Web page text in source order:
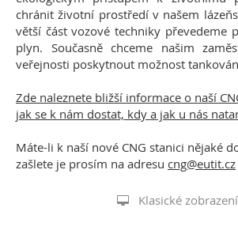
chránit životní prostředí v našem
větší část vozové techniky převedeme
plyn. Současně chceme našim
veřejnosti poskytnout možnost
Zde naleznete bližší informace o naší
jak se k nám dostat, kdy a jak u nás
Máte-li k naší nové CNG stanici nějaké
zašlete je prosím na adresu cng@eutit.cz
Klasické zobrazení